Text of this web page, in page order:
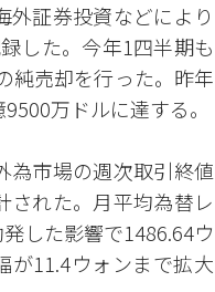
証券投資などにより
した。今年1四半期も
純売却を行った。昨年
万ドルに達する。
為市場の週次取引終値
された。月平均為替レ
した影響で1486.64ウ
が11.4ウォンまで拡大